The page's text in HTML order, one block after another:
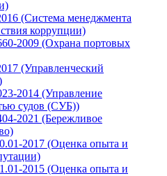
(Система менеджмента
коррупции)
2009 (Охрана портовых
(Управленческий
2014 (Управление
судов (СУБ))
2021 (Бережливое
2017 (Оценка опыта и
2015 (Оценка опыта и